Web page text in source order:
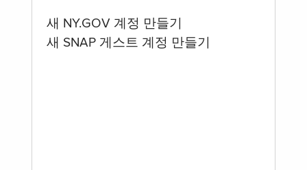
새 NY.GOV 계정 만들기
새 SNAP 게스트 계정 만들기